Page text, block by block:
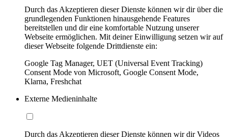
Durch das Akzeptieren dieser Dienste können wir dir über die
grundlegenden Funktionen hinausgehende Features
bereitstellen und dir eine komfortable Nutzung unserer
Webseite ermöglichen. Mit deiner Einwilligung setzen wir auf
dieser Webseite folgende Drittdienste ein:
Google Tag Manager, UET (Universal Event Tracking)
Consent Mode von Microsoft, Google Consent Mode,
Klarna, Freshchat
Externe Medieninhalte
Durch das Akzeptieren dieser Dienste können wir dir Videos